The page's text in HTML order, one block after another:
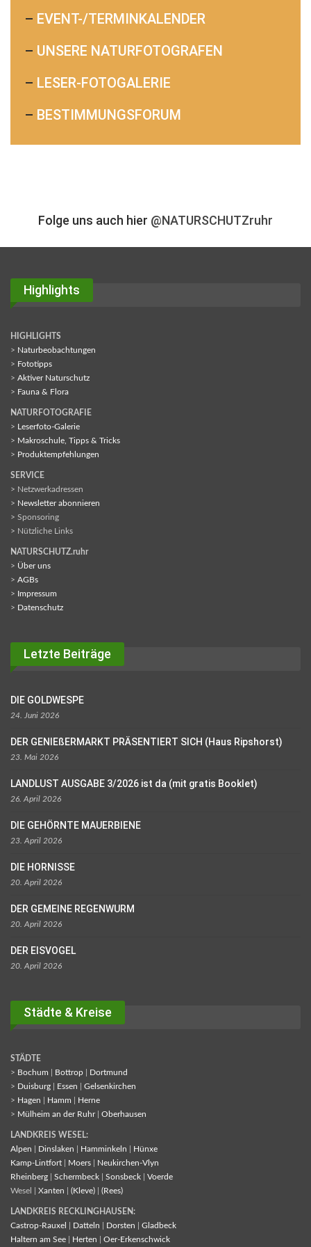
– EVENT-/TERMINKALENDER
– UNSERE NATURFOTOGRAFEN
– LESER-FOTOGALERIE
– BESTIMMUNGSFORUM
Folge uns auch hier @NATURSCHUTZruhr
Highlights
HIGHLIGHTS
> Naturbeobachtungen
> Fototipps
> Aktiver Naturschutz
> Fauna & Flora
NATURFOTOGRAFIE
> Leserfoto-Galerie
> Makroschule, Tipps & Tricks
> Produktempfehlungen
SERVICE
> Netzwerkadressen
> Newsletter abonnieren
> Sponsoring
> Nützliche Links
NATURSCHUTZ.ruhr
> Über uns
> AGBs
> Impressum
> Datenschutz
Letzte Beiträge
DIE GOLDWESPE
24. Juni 2026
DER GENIEßERMARKT PRÄSENTIERT SICH (Haus Ripshorst)
23. Mai 2026
LANDLUST AUSGABE 3/2026 ist da (mit gratis Booklet)
26. April 2026
DIE GEHÖRNTE MAUERBIENE
23. April 2026
DIE HORNISSE
20. April 2026
DER GEMEINE REGENWURM
20. April 2026
DER EISVOGEL
20. April 2026
Städte & Kreise
STÄDTE
> Bochum Bottrop
Dortmund
> Duisburg Essen
Gelsenkirchen
> Hagen Hamm
Herne
> Mülheim an der Ruhr| Oberhausen
LANDKREIS WESEL:
Alpen
Dinslaken Hamminkeln
Hünxe
Kamp-Lintfort
Moers
Neukirchen-Vlyn
Rheinberg
Schermbeck Sonsbeck
Voerde
Wesel | Xanten (Kleve) (Rees)
LANDKREIS RECKLINGHAUSEN:
Castrop-Rauxel
Datteln Dorsten
Gladbeck
Haltern am See
Herten Oer-Erkenschwick